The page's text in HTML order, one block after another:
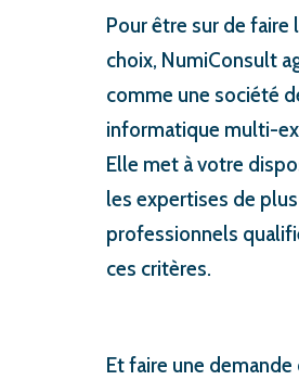
Pour être sur de faire
choix, NumiConsult
comme une société
informatique multi-
Elle met à votre
les expertises de
professionnels
ces critères.
Et faire une demande